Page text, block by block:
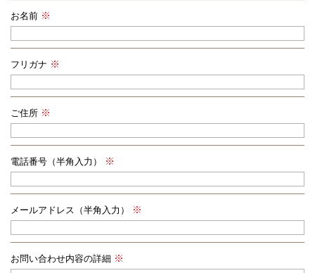
お名前
フリガナ
ご住所
電話番号（半角入力）
メールアドレス（半角入力）
お問い合わせ内容の詳細